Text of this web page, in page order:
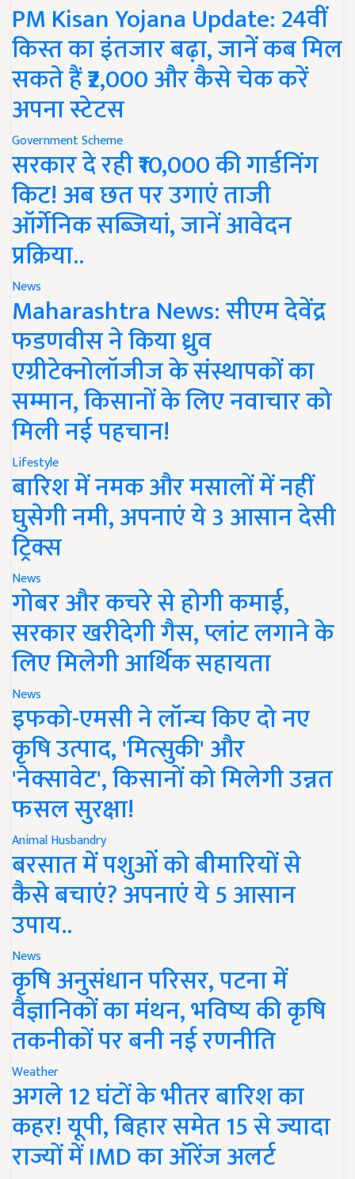
PM Kisan Yojana Update: 24वीं
किस्त का इंतजार बढ़ा, जानें कब मिल
सकते हैं ₹2,000 और कैसे चेक करें
अपना स्टेटस
Government Scheme
सरकार दे रही ₹10,000 की गार्डनिंग
किट! अब छत पर उगाएं ताजी
ऑर्गेनिक सब्जियां, जानें आवेदन
प्रक्रिया..
News
Maharashtra News: सीएम देवेंद्र
फडणवीस ने किया ध्रुव
एग्रीटेक्नोलॉजीज के संस्थापकों का
सम्मान, किसानों के लिए नवाचार को
मिली नई पहचान!
Lifestyle
बारिश में नमक और मसालों में नहीं
घुसेगी नमी, अपनाएं ये 3 आसान देसी
ट्रिक्स
News
गोबर और कचरे से होगी कमाई,
सरकार खरीदेगी गैस, प्लांट लगाने के
लिए मिलेगी आर्थिक सहायता
News
इफको-एमसी ने लॉन्च किए दो नए
कृषि उत्पाद, 'मित्सुकी' और
'नेक्सावेट', किसानों को मिलेगी उन्नत
फसल सुरक्षा!
Animal Husbandry
बरसात में पशुओं को बीमारियों से
कैसे बचाएं? अपनाएं ये 5 आसान
उपाय..
News
कृषि अनुसंधान परिसर, पटना में
वैज्ञानिकों का मंथन, भविष्य की कृषि
तकनीकों पर बनी नई रणनीति
Weather
अगले 12 घंटों के भीतर बारिश का
कहर! यूपी, बिहार समेत 15 से ज्यादा
राज्यों में IMD का ऑरेंज अलर्ट